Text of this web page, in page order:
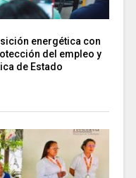
energética con
del empleo y
de Estado